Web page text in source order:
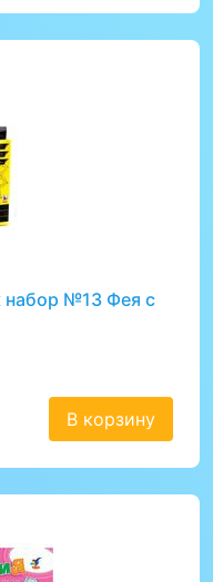
набор №13 Фея с
В корзину